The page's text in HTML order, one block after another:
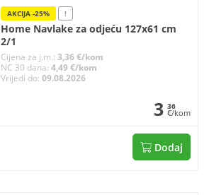
AKCIJA -25% !
Home Navlake za odjeću 127x61 cm
2/1
Cijena za j.m.: 3,36 €/kom
NC 30 dana: 4,49 €/kom
Vrijedi do: 09.08.2026
3 36
€/kom
Dodaj